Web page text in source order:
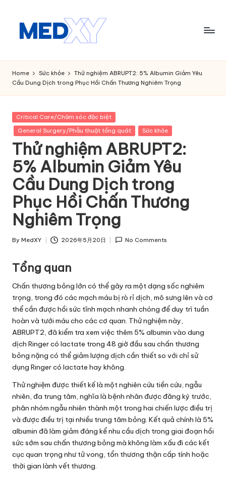
M
e
d
x
y
A
I
Home Sức khỏe
Thử nghiệm ABRUPT2: 5% Albumin Giảm Yêu
Cầu Dung Dịch trong Phục Hồi Chấn Thương Nghiêm Trọng
Posted
in
Critical Care/Chăm sóc đặc biệt
General Surgery/Phẫu thuật tổng quát
Sức khỏe
Thử nghiệm ABRUPT2:
5% Albumin Giảm Yêu
Cầu Dung Dịch trong
Phục Hồi Chấn Thương
Nghiêm Trọng
Posted
By MedXY 2026年5月20日 No Comments
Tổng quan
Chấn thương bỏng lớn có thể gây ra một dạng sốc nghiêm
trọng, trong đó các mạch máu bị rò rỉ dịch, mô sưng lên và cơ
thể cần được hồi sức tĩnh mạch nhanh chóng để duy trì tuần
hoàn và tưới máu cho các cơ quan. Thử nghiệm này,
ABRUPT2, đã kiểm tra xem việc thêm 5% albumin vào dung
dịch Ringer có lactate trong 48 giờ đầu sau chấn thương
bỏng nặng có thể giảm lượng dịch cần thiết so với chỉ sử
dụng Ringer có lactate hay không.
Thử nghiệm được thiết kế là một nghiên cứu tiền cứu, ngẫu
nhiên, đa trung tâm, nghĩa là bệnh nhân được đăng ký trước,
phân nhóm ngẫu nhiên thành một trong hai chiến lược điều trị
và được điều trị tại nhiều trung tâm bỏng. Kết quả chính là 5%
albumin đã làm giảm đáng kể nhu cầu dịch trong giai đoạn hồi
sức sớm sau chấn thương bỏng mà không làm xấu đi các kết
cục quan trọng như tử vong, tổn thương thận cấp tính hoặc
thời gian lành vết thương.